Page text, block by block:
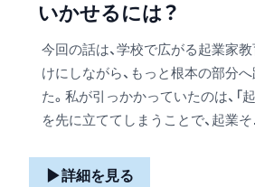
いかせるには？
今回の話は、学校で広がる起業家
けにしながら、もっと根本の部分
た。私が引っかかっていたのは、「
を先に立ててしまうことで、起業
▶詳細を見る